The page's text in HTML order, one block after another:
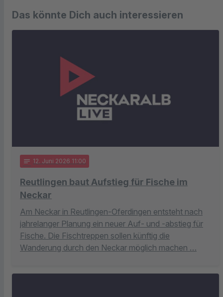
Das könnte Dich auch interessieren
notes 12. Juni 2026 11:00
Reutlingen baut Aufstieg für Fische im
Neckar
Am Neckar in Reutlingen-Oferdingen entsteht nach
jahrelanger Planung ein neuer Auf- und -abstieg für
Fische. Die Fischtreppen sollen künftig die
Wanderung durch den Neckar möglich machen …